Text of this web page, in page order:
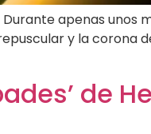
apenas unos
y la corona
de